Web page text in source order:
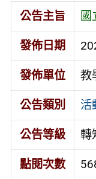
公告主旨 國
發佈日期
發佈單位 教
公告類別 活
公告等級 轉
點閱次數